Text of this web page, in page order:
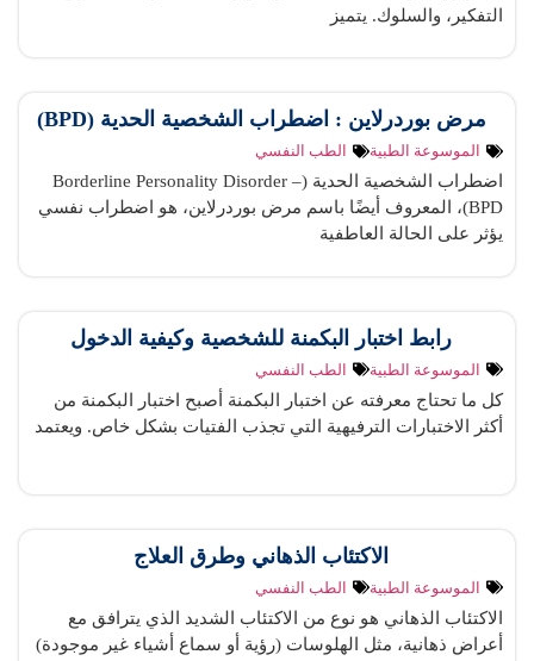
التفكير، والسلوك. يتميز
مرض بوردرلاين : اضطراب الشخصية الحدية (BPD)
الموسوعة الطبية الطب النفسي
اضطراب الشخصية الحدية (Borderline Personality Disorder –
BPD)، المعروف أيضًا باسم مرض بوردرلاين، هو اضطراب نفسي
يؤثر على الحالة العاطفية
رابط اختبار البكمنة للشخصية وكيفية الدخول
الموسوعة الطبية الطب النفسي
كل ما تحتاج معرفته عن اختبار البكمنة أصبح اختبار البكمنة من
أكثر الاختبارات الترفيهية التي تجذب الفتيات بشكل خاص. ويعتمد
الاكتئاب الذهاني وطرق العلاج
الموسوعة الطبية الطب النفسي
الاكتئاب الذهاني هو نوع من الاكتئاب الشديد الذي يترافق مع
أعراض ذهانية، مثل الهلوسات (رؤية أو سماع أشياء غير موجودة)